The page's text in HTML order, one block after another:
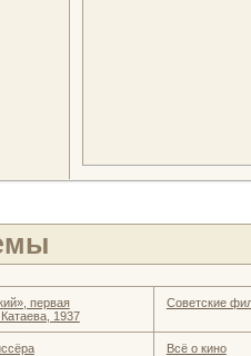
первая
1937
Советские
Всё о кино